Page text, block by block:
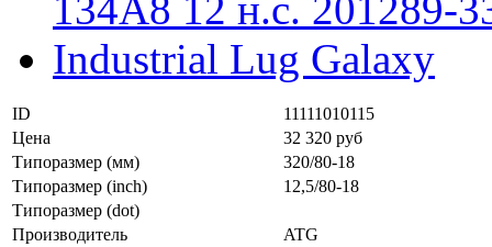
ID
11111010115
Цена
32 320 руб
Типоразмер (мм)
320/80-18
Типоразмер (inch)
12,5/80-18
Типоразмер (dot)
Производитель
ATG